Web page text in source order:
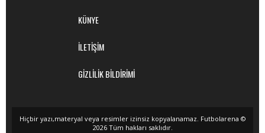
KÜNYE
İLETİŞİM
GİZLİLİK BİLDİRİMİ
Hiçbir yazı,materyal veya resimler izinsiz kopyalanamaz. Futbolarena ©
2026 Tüm hakları saklıdır.